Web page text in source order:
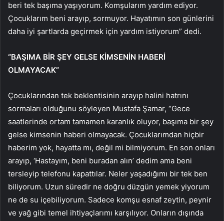
beri tek başıma yaşıyorum. Komşularım yardım ediyor.
Çocuklarım beni arayıp, sormuyor. Hayatımın son günlerini
daha iyi şartlarda geçirmek için yardım istiyorum” dedi.
“BAŞIMA BİR ŞEY GELSE KİMSENİN HABERİ
OLMAYACAK”
Çocuklarından tek beklentisinin arayıp halini hatrını
sormaları olduğunu söyleyen Mustafa Şamar, “Gece
saatlerinde ortam tamamen karanlık oluyor, başıma bir şey
gelse kimsenin haberi olmayacak. Çocuklarımdan hiçbir
haberim yok, hayatta mı, değil mi bilmiyorum. En son onları
arayıp, ‘Hastayım, beni buradan alın’ dedim ama beni
tersleyip telefonu kapattılar. Neler yaşadığımı bir tek ben
biliyorum. Uzun süredir ne doğru düzgün yemek yiyorum
ne de su içebiliyorum. Sadece komşu esnaf zeytin, peynir
ve yağ gibi temel ihtiyaçlarımı karşılıyor. Onların dışında